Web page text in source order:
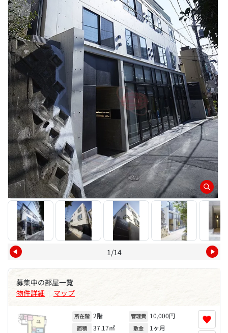
1/14
募集中の部屋一覧
物件詳細 | マップ
所在階 2階
面積 37.17㎡
管理費 10,000円
敷金 1ヶ月
♥